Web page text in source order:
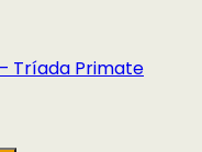
Tríada Primate